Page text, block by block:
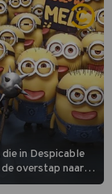
in Despicable
overstap naar
blijven.